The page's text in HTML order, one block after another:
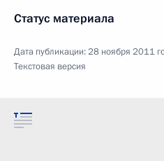
Статус материала
Дата публикации:28 ноября 2011
Текстовая версия